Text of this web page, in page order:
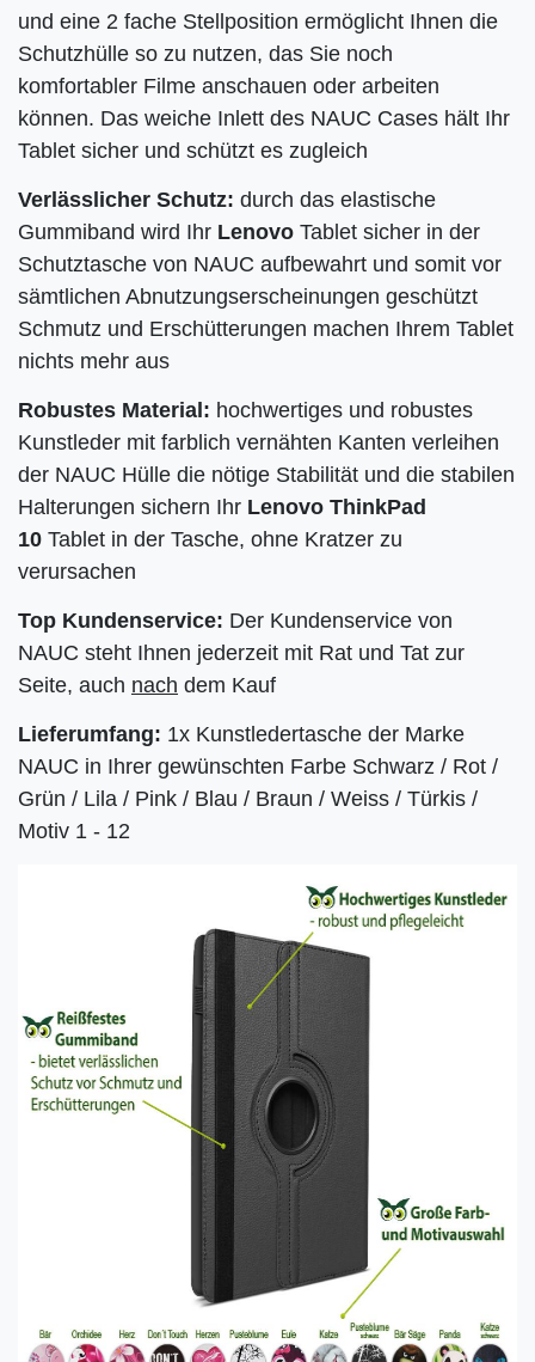
und eine 2 fache Stellposition ermöglicht Ihnen die
Schutzhülle so zu nutzen, das Sie noch
komfortabler Filme anschauen oder arbeiten
können. Das weiche Inlett des NAUC Cases hält Ihr
Tablet sicher und schützt es zugleich
Verlässlicher Schutz: durch das elastische
Gummiband wird Ihr Lenovo Tablet sicher in der
Schutztasche von NAUC aufbewahrt und somit vor
sämtlichen Abnutzungserscheinungen geschützt
Schmutz und Erschütterungen machen Ihrem Tablet
nichts mehr aus
Robustes Material: hochwertiges und robustes
Kunstleder mit farblich vernähten Kanten verleihen
der NAUC Hülle die nötige Stabilität und die stabilen
Halterungen sichern Ihr Lenovo ThinkPad
10 Tablet in der Tasche, ohne Kratzer zu
verursachen
Top Kundenservice: Der Kundenservice von
NAUC steht Ihnen jederzeit mit Rat und Tat zur
Seite, auch nach dem Kauf
Lieferumfang: 1x Kunstledertasche der Marke
NAUC in Ihrer gewünschten Farbe Schwarz / Rot /
Grün / Lila / Pink / Blau / Braun / Weiss / Türkis /
Motiv 1 - 12